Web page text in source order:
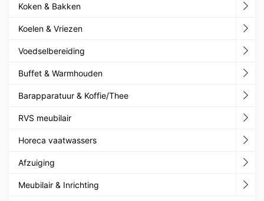
Koken & Bakken
Koelen & Vriezen
Voedselbereiding
Buffet & Warmhouden
Barapparatuur & Koffie/Thee
RVS meubilair
Horeca vaatwassers
Afzuiging
Meubilair & Inrichting